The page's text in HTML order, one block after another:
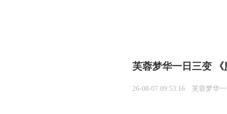
芙蓉梦华一日三变
26-08-07 09:53:16 芙蓉梦华